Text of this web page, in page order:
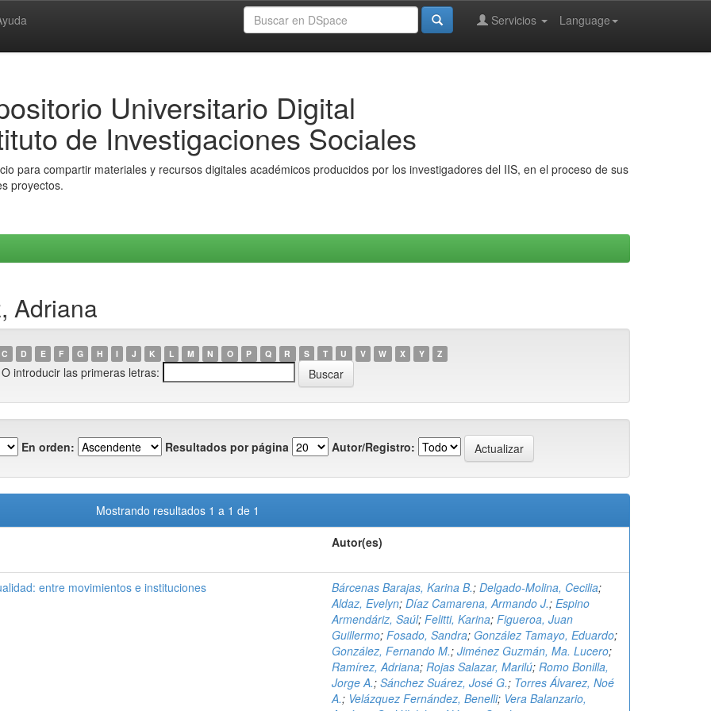
Language
Servicios
Universitario Digital
de Investigaciones Sociales
para compartir materiales y recursos digitales académicos producidos por los investigadores del IIS, en el proceso de sus
proyectos.
Adriana
C D E F G H I J K L M N O P Q R S T U V W X Y Z
O introducir las primeras letras:
En orden: Resultados por página Autor/Registro:
Mostrando resultados 1 a 1 de 1
Autor(es)
entre movimientos e instituciones Bárcenas Barajas, Karina B.; Delgado-Molina, Cecilia;
Aldaz, Evelyn; Díaz Camarena, Armando J.; Espino
Armendáriz, Saúl; Felitti, Karina; Figueroa, Juan
Guillermo; Fosado, Sandra; González Tamayo, Eduardo;
González, Fernando M.; Jiménez Guzmán, Ma. Lucero;
Ramírez, Adriana; Rojas Salazar, Marilú; Romo Bonilla,
Jorge A.; Sánchez Suárez, José G.; Torres Álvarez, Noé
A.; Velázquez Fernández, Benelli; Vera Balanzario,